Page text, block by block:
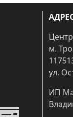
м.
ул.
ИП